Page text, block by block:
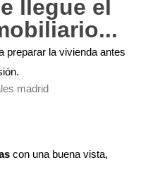
llegue el
preparar la vivienda antes
con una buena vista,